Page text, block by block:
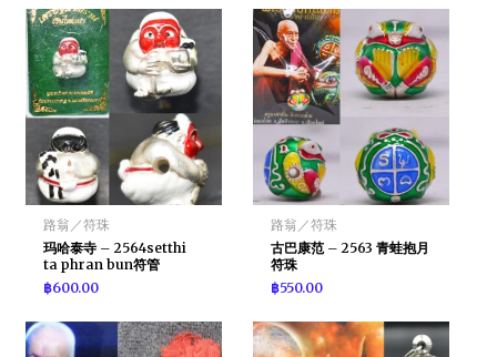
路翁／符珠
玛哈泰寺 – 2564setthi
ta phran bun符管
฿600.00
路翁／符珠
古巴康范 – 2563 青蛙抱月
符珠
฿550.00